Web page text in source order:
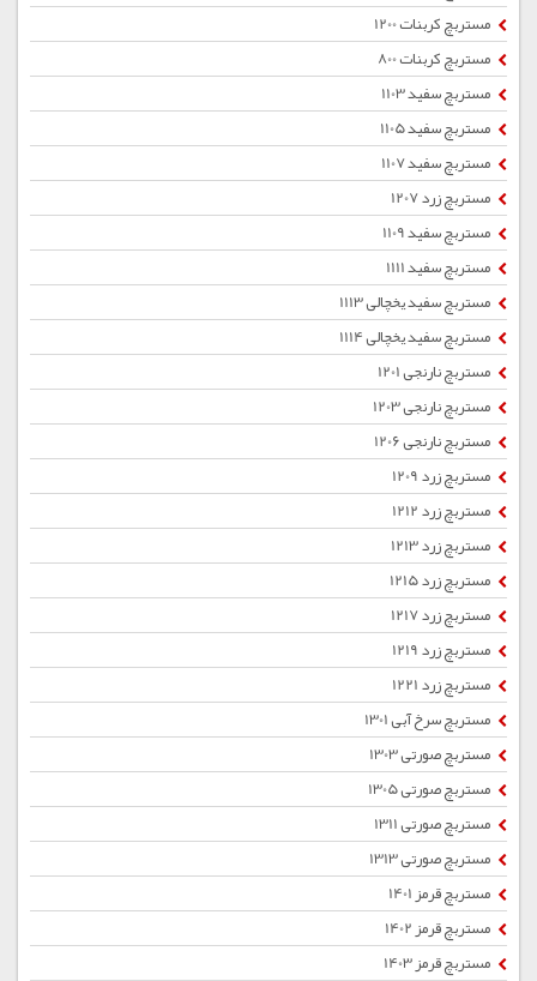
مستربچ کربنات 1200
مستربچ کربنات 800
مستربچ سفید 1103
مستربچ سفید 1105
مستربچ سفید 1107
مستربچ زرد 1207
مستربچ سفید 1109
مستربچ سفید 1111
مستربچ سفید یخچالی 1113
مستربچ سفید یخچالی 1114
مستربچ نارنجی 1201
مستربچ نارنجی 1203
مستربچ نارنجی 1206
مستربچ زرد 1209
مستربچ زرد 1212
مستربچ زرد 1213
مستربچ زرد 1215
مستربچ زرد 1217
مستربچ زرد 1219
مستربچ زرد 1221
مستربچ سرخ آبی 1301
مستربچ صورتی 1303
مستربچ صورتی 1305
مستربچ صورتی 1311
مستربچ صورتی 1313
مستربچ قرمز 1401
مستربچ قرمز 1402
مستربچ قرمز 1403